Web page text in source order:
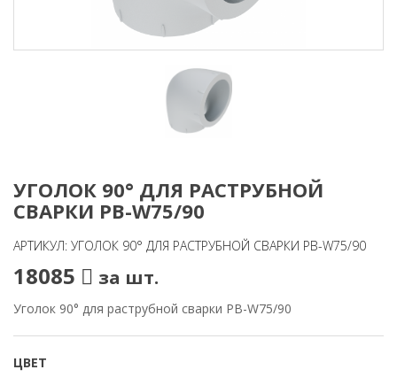
УГОЛОК 90° ДЛЯ РАСТРУБНОЙ
СВАРКИ PB-W75/90
АРТИКУЛ: УГОЛОК 90° ДЛЯ РАСТРУБНОЙ СВАРКИ PB-W75/90
18085 за шт.
Уголок 90° для раструбной сварки PB-W75/90
ЦВЕТ